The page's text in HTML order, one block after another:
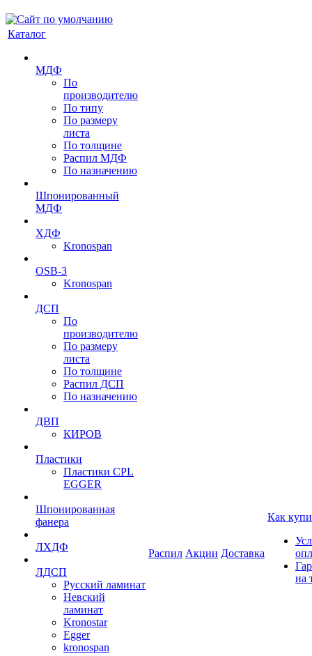
Каталог
МДФ
По
производителю
По типу
По размеру
листа
По толщине
Распил МДФ
По назначению
Шпонированный
МДФ
ХДФ
Kronospan
OSB-3
Kronospan
ДСП
По
производителю
По размеру
листа
По толщине
Распил ДСП
По назначению
ДВП
КИРОВ
Пластики
Пластики CPL
EGGER
Шпонированная
фанера
ЛХДФ
ЛДСП
Русский ламинат
Невский
ламинат
Kronostar
Egger
kronospan
Распил Акции Доставка
Как
на